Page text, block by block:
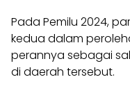
Pada Pemilu 2024,
kedua dalam
perannya sebagai
di daerah tersebut.